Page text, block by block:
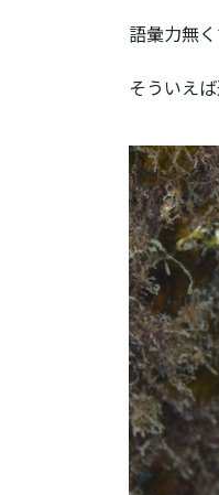
語彙力無
そういえ